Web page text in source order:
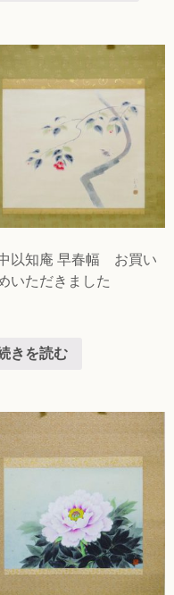
以知庵 早春幅 お買い
いただきました
きを読む